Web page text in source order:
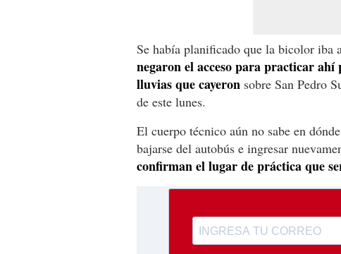
Se había planificado que la bicolor iba
negaron el acceso para practicar ahí
lluvias que cayeron sobre San Pedro
de este lunes.
El cuerpo técnico aún no sabe en
bajarse del autobús e ingresar
confirman el lugar de práctica que